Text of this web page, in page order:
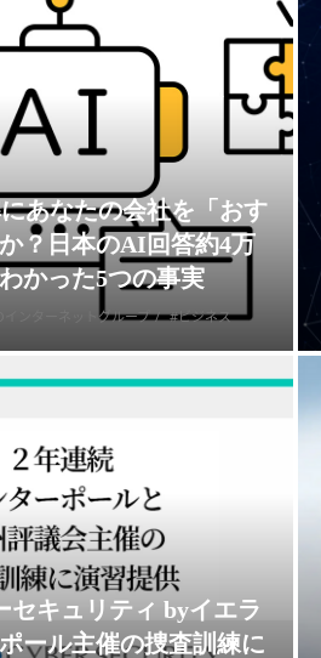
あなたの会社を「おす
？日本のAI回答約4万
かった5つの事実
インターネットグループ #ビジネス
セキュリティ byイエラ
ール主催の捜査訓練に